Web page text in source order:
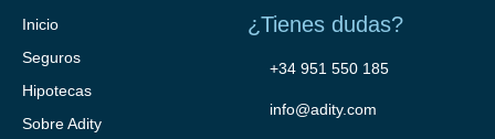
Inicio
Seguros
Hipotecas
Sobre Adity
¿Tienes dudas?
+34 951 550 185
info@adity.com